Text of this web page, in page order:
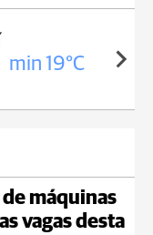
min 19°C
máquinas
vagas desta